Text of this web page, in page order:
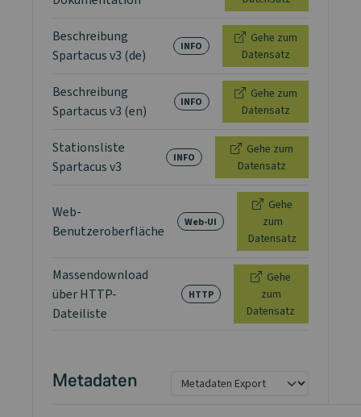
Beschreibung
Spartacus v3 (de)
INFO
Gehe zum
Datensatz
Beschreibung
Spartacus v3 (en)
INFO
Gehe zum
Datensatz
Stationsliste
Spartacus v3
INFO
Gehe zum
Datensatz
Web-
Benutzeroberfläche
Web-UI
Gehe
zum
Datensatz
Massendownload
über HTTP-
Dateiliste
HTTP
Gehe
zum
Datensatz
Metadaten